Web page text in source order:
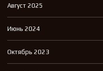
Август 2025
Июнь 2024
Октябрь 2023